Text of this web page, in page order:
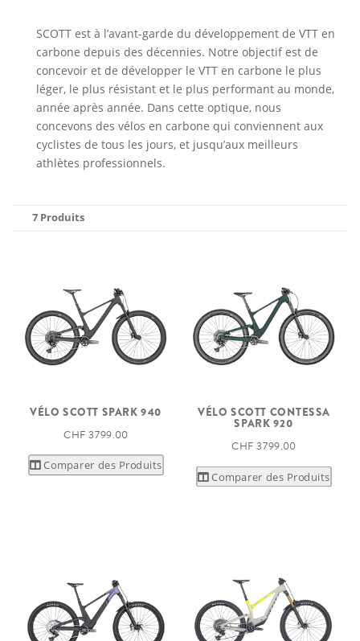
SCOTT est à l’avant-garde du développement de VTT en
carbone depuis des décennies. Notre objectif est de
concevoir et de développer le VTT en carbone le plus
léger, le plus résistant et le plus performant au monde,
année après année. Dans cette optique, nous
concevons des vélos en carbone qui conviennent aux
cyclistes de tous les jours, et jusqu’aux meilleurs
athlètes professionnels.
7 Produits
VÉLO SCOTT SPARK 940
CHF 3 799.00
Comparer des Produits
VÉLO SCOTT CONTESSA
SPARK 920
CHF 3 799.00
Comparer des Produits